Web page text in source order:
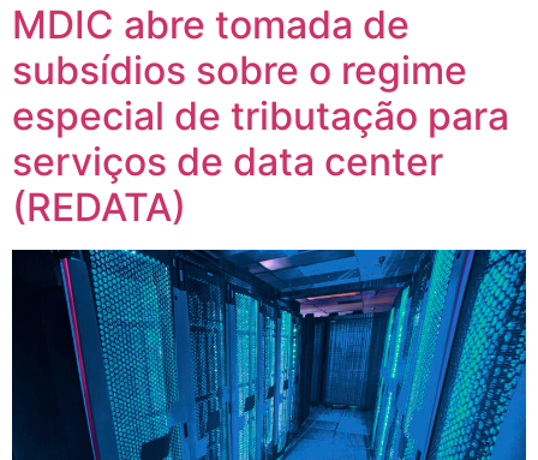
MDIC abre tomada de
subsídios sobre o regime
especial de tributação para
serviços de data center
(REDATA)